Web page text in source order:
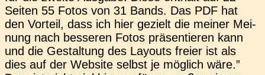
Seiten 55 Fotos von 31 Bands. Das PDF hat
den Vor­teil, dass ich hier gezielt die meiner Mei­
nung nach bes­se­ren Fotos prä­sen­tie­ren kann
und die Gestal­tung des Lay­outs freier ist als
dies auf der Web­site selbst je mög­lich wäre.”